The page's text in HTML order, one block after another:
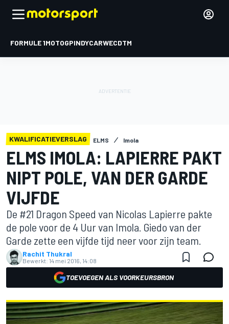
FORMULE 1MOTOGPINDYCARWECDTM
KWALIFICATIEVERSLAG ELMS Imola
ELMS IMOLA: LAPIERRE PAKT
NIPT POLE, VAN DER GARDE
VIJFDE
De #21 Dragon Speed van Nicolas Lapierre pakte
de pole voor de 4 Uur van Imola. Giedo van der
Garde zette een vijfde tijd neer voor zijn team.
Rachit Thukral
Bewerkt: 14 mei 2016, 14:08
TOEVOEGEN ALS VOORKEURSBRON